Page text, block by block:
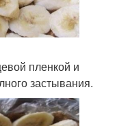
пленкой и
застывания.